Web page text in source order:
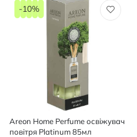
Areon Home Perfume освіжувач
повітря Platinum 85мл
-10%